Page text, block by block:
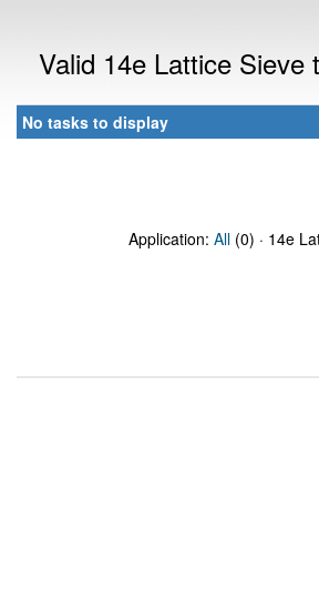
Valid 14e Lattice
No tasks to display
Application: All (0) · 14e